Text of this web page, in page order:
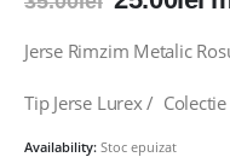
a
35.00lei.
Jerse Rimzim Metalic
Tip Jerse Lurex /
Availability: Stoc epuizat